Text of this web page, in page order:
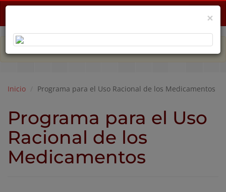
Menu
PLAN DE EMERGENCIA POR CRISIS ECONÓMICA
Inicio Programa para el Uso Racional de los Medicamentos
Programa para el Uso
Racional de los
Medicamentos
×